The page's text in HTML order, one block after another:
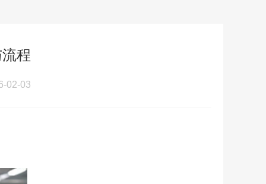
程
02-03